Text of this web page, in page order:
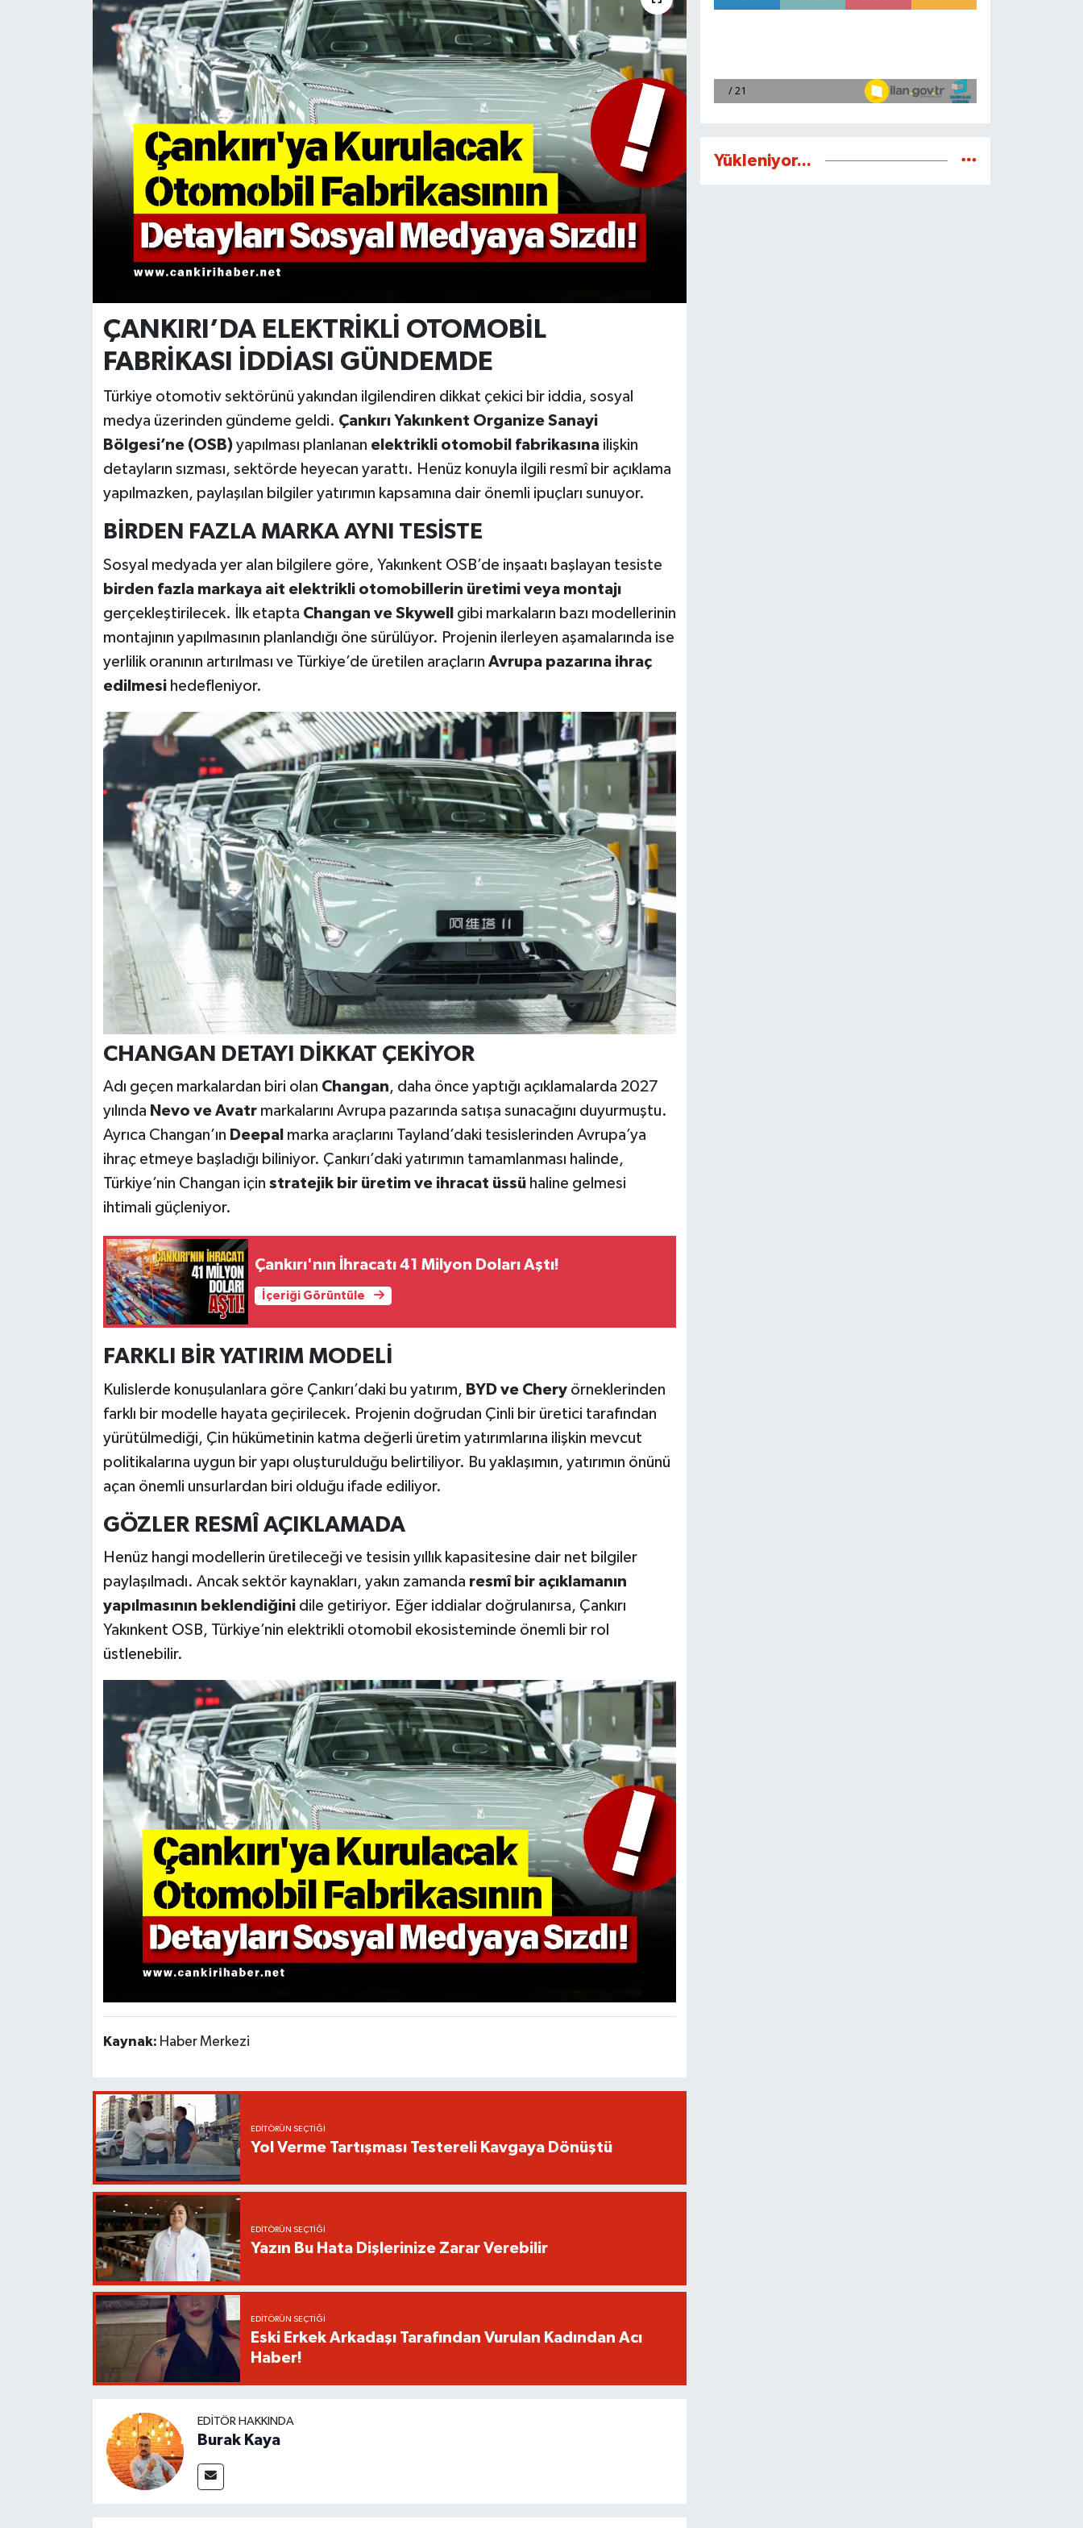
ÇANKIRI’DA ELEKTRİKLİ OTOMOBİL
FABRİKASI İDDİASI GÜNDEMDE
Türkiye otomotiv sektörünü yakından ilgilendiren dikkat çekici bir iddia, sosyal
medya üzerinden gündeme geldi. Çankırı Yakınkent Organize Sanayi
Bölgesi’ne (OSB)yapılması planlanan elektrikli otomobil fabrikasınailişkin
detayların sızması, sektörde heyecan yarattı. Henüz konuyla ilgili resmî bir açıklama
yapılmazken, paylaşılan bilgiler yatırımın kapsamına dair önemli ipuçları sunuyor.
BİRDEN FAZLA MARKA AYNI TESİSTE
Sosyal medyada yer alan bilgilere göre, Yakınkent OSB’de inşaatı başlayan tesiste
birden fazla markaya ait elektrikli otomobillerin üretimi veya montajı
gerçekleştirilecek. İlk etapta Changan ve Skywell
gibi markaların bazı modellerinin
montajının yapılmasının planlandığı öne sürülüyor. Projenin ilerleyen aşamalarında ise
yerlilik oranının artırılması ve Türkiye’de üretilen araçların Avrupa pazarına ihraç
edilmesihedefleniyor.
CHANGAN DETAYI DİKKAT ÇEKİYOR
Adı geçen markalardan biri olan Changan, daha önce yaptığı açıklamalarda 2027
yılında Nevo ve Avatrmarkalarını Avrupa pazarında satışa sunacağını duyurmuştu.
Ayrıca Changan’ın Deepal marka araçlarını Tayland’daki tesislerinden Avrupa’ya
ihraç etmeye başladığı biliniyor. Çankırı’daki yatırımın tamamlanması halinde,
Türkiye’nin Changan için stratejik bir üretim ve ihracat üssühaline gelmesi
ihtimali güçleniyor.
Çankırı'nın İhracatı 41 Milyon Doları Aştı!
İçeriği Görüntüle
FARKLI BİR YATIRIM MODELİ
Kulislerde konuşulanlara göre Çankırı’daki bu yatırım, BYD ve Cheryörneklerinden
farklı bir modelle hayata geçirilecek. Projenin doğrudan Çinli bir üretici tarafından
yürütülmediği, Çin hükümetinin katma değerli üretim yatırımlarına ilişkin mevcut
politikalarına uygun bir yapı oluşturulduğu belirtiliyor. Bu yaklaşımın, yatırımın önünü
açan önemli unsurlardan biri olduğu ifade ediliyor.
GÖZLER RESMÎ AÇIKLAMADA
Henüz hangi modellerin üretileceği ve tesisin yıllık kapasitesine dair net bilgiler
paylaşılmadı. Ancak sektör kaynakları, yakın zamanda resmî bir açıklamanın
yapılmasının beklendiğinidile getiriyor. Eğer iddialar doğrulanırsa, Çankırı
Yakınkent OSB, Türkiye’nin elektrikli otomobil ekosisteminde önemli bir rol
üstlenebilir.
Kaynak: Haber Merkezi
EDITÖRÜN SEÇTIĞI
Yol Verme Tartışması Testereli Kavgaya Dönüştü
EDITÖRÜN SEÇTIĞI
Yazın Bu Hata Dişlerinize Zarar Verebilir
EDITÖRÜN SEÇTIĞI
Eski Erkek Arkadaşı Tarafından Vurulan Kadından Acı
Haber!
EDITÖR HAKKINDA
Burak Kaya
Yükleniyor...
KÜLTÜR SANAT
MAGAZİN
SAĞLIK
SİYASET
VİZYONDAKİLER